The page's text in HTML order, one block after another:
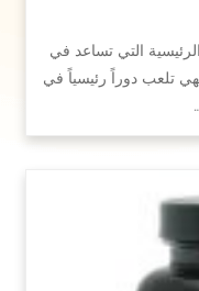
الرئيسية التي تساعد في
تلعب دوراً رئيسياً في